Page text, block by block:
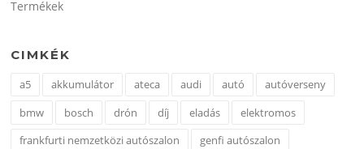
Termékek
CIMKÉK
a5 akkumulátor ateca audi autó
autóverseny
bmw
bosch drón díj eladás
elektromos
frankfurti nemzetközi autószalon
genfi autószalon